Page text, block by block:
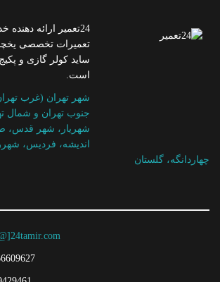
24تعمیر ارائه
تعمیرات تخصصی
ساید کولر گازی و
است.
شهر تهران (غرب
جنوب تهران و شمال
شهریار، شهر قدس،
اندیشه، فردیس،
چهاردانگه، گلستان